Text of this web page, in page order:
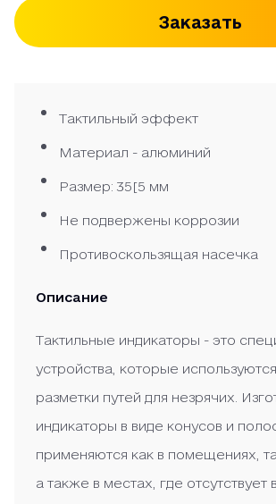
Заказать
Тактильный эффект
Материал - алюминий
Размер: 35[5 мм
Не подвержены коррозии
Противоскользящая насечка
Описание
Тактильные индикаторы - это
устройства, которые
разметки путей для незрячих.
индикаторы в виде конусов и
применяются как в помещениях,
а также в местах, где отсутствует